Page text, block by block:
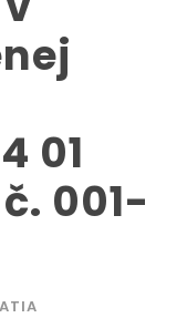
01
001-